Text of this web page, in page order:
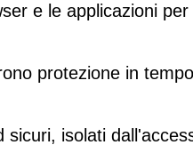
e le applicazioni per
protezione in tempo
sicuri, isolati